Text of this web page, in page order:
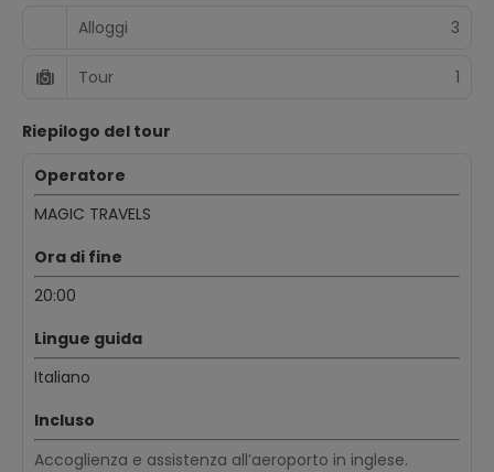
Alloggi 3
Tour 1
Riepilogo del tour
Operatore
MAGIC TRAVELS
Ora di fine
20:00
Lingue guida
Italiano
Incluso
Accoglienza e assistenza all’aeroporto in inglese.